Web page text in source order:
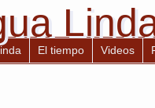
El tiempo Videos